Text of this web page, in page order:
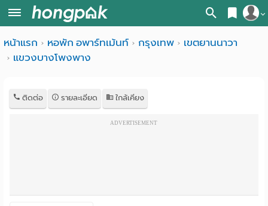
สมัครสมาชิก
หน้า
ค้นหา
หน้าแรก หอพัก อพาร์ทเม้นท์ กรุงเทพ
เขตยานนาวา
แขวงบางโพงพาง
ติดต่อ รายละเอียด ใกล้เคียง
ADVERTISEMENT